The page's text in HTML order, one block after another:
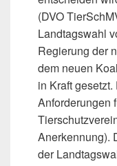
(DVO
Landtagswahl
Regierung der
dem neuen
in Kraft
Anforderungen
Anerkennung).
der